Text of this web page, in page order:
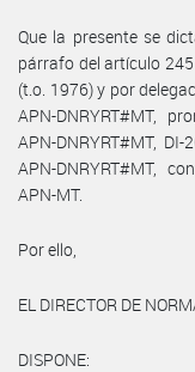
Que la presente se
párrafo del artículo
(t.o. 1976) y por
APN-DNRYRT#MT,
APN-DNRYRT#MT,
APN-DNRYRT#MT,
APN-MT.
Por ello,
EL DIRECTOR DE
DISPONE: